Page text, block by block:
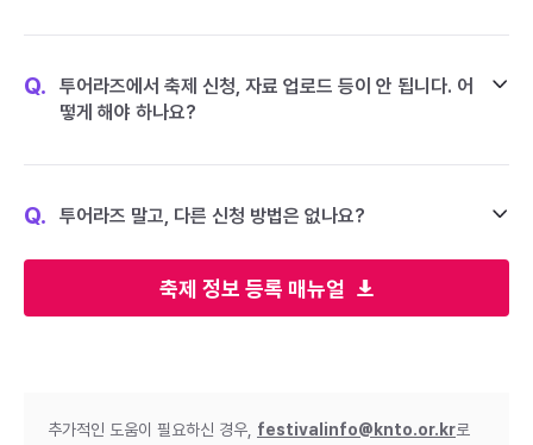
축제 정보 등록 매뉴얼
Q.
투어라즈에서 축제 신청, 자료 업로드 등이 안 됩니다. 어
떻게 해야 하나요?
Q. 투어라즈 말고, 다른 신청 방법은 없나요?
추가적인 도움이 필요하신 경우, festivalinfo@knto.or.kr로